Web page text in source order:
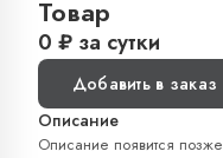
Товар
0 ₽ за сутки
Добавить в заказ
Описание
Описание появится